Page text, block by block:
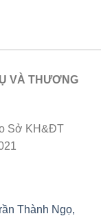
VÀ THƯƠNG
Sở KH&ĐT
Thành Ngọ,